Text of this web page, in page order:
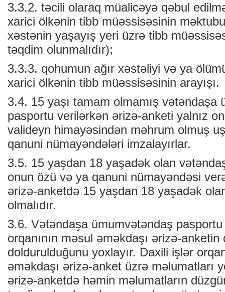
3.3.2. təcili olaraq müalicəyə qəbul
xarici ölkənin tibb müəssisəsinin
xəstənin yaşayış yeri üzrə tibb
təqdim olunmalıdır);
3.3.3. qohumun ağır xəstəliyi və ya
xarici ölkənin tibb müəssisəsinin arayışı.
3.4. 15 yaşı tamam olmamış vətəndaşa
pasportu verilərkən ərizə-anketi yalnız
valideyn himayəsindən məhrum olmuş
qanuni nümayəndələri imzalayırlar.
3.5. 15 yaşdan 18 yaşadək olan
onun özü və ya qanuni nümayəndəsi
ərizə-anketdə 15 yaşdan 18 yaşadək
olmalıdır.
3.6. Vətəndaşa ümumvətəndaş
orqanının məsul əməkdaşı ərizə-anketin
doldurulduğunu yoxlayır. Daxili işlər
əməkdaşı ərizə-anket üzrə məlumatları
ərizə-anketdə həmin məlumatların